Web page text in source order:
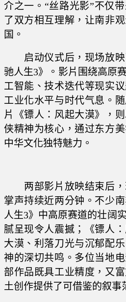
介之一。“丝路光影”不仅
了双方相互理解，让南非
国。
启动仪式后，现场放映
驰人生3》。影片围绕高原
工智能、技术迭代等现实
工业化水平与时代气息。
片《镖人：风起大漠》，
侠精神为核心，通过东方
中华文化独特魅力。
两部影片放映结束后，
掌声持续近两分钟。不少
人生3》中高原赛道的壮阔
腻呈现令人震撼；《镖人
大漠、利落刀光与沉郁配
神的深切共鸣。多位当地
部作品既具工业精度，又
土创作提供了可借鉴的叙事